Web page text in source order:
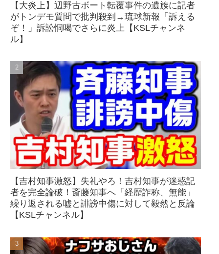
【大炎上】辺野古ボート転覆事件の遺族に記者
がトンデモ質問で批判殺到→琉球新報「訴える
ぞ！」訴訟恫喝でさらに炎上【KSLチャンネ
ル】
【吉村知事激怒】失礼やろ！吉村知事が迷惑記
者を完全論破！斎藤知事へ「経歴詐称、無能」
繰り返される嘘と誹謗中傷に対して毅然と反論
【KSLチャンネル】